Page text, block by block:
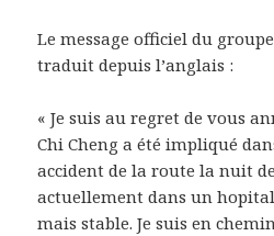
Le message officiel du
traduit depuis l’anglais :
« Je suis au regret de vous
Chi Cheng a été impliqué
accident de la route la nuit
actuellement dans un
mais stable. Je suis en